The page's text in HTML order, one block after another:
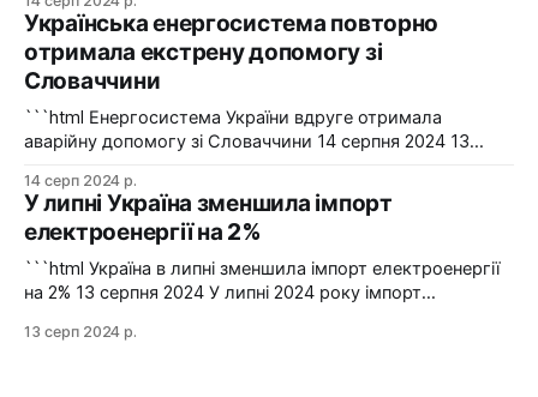
області залишилися без газопостачання через
технологічні проблеми. Фото: Рівнегаз Також, в
Сумській області в одному з населених пунктів в
результаті удару керованою авіабомбою пошкоджено
сталевий
Українська енергосистема повторно
отримала екстрену допомогу зі
Словаччини
```html Енергосистема України вдруге отримала
аварійну допомогу зі Словаччини 14 серпня 2024 13
аварійну допомогу зі Словаччини. Фото: Shutterstock "У
вчорашній день, 13 серпня, НЕК "Укренерго" запитала
аварійну допомогу з енергосистеми Словаччини", –
йдеться в повідомленні пресслужби оператора системи
передачі. Експорт
14 серп 2024 р.
У липні Україна зменшила імпорт
електроенергії на 2%
```html Україна в липні зменшила імпорт електроенергії
на 2% 13 серпня 2024 У липні 2024 року імпорт
червнем. Експорт залишався на нульовому рівні. Графіка:
13 серп 2024 р.